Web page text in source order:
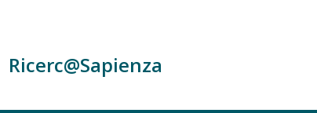
Ricerc@Sapienza